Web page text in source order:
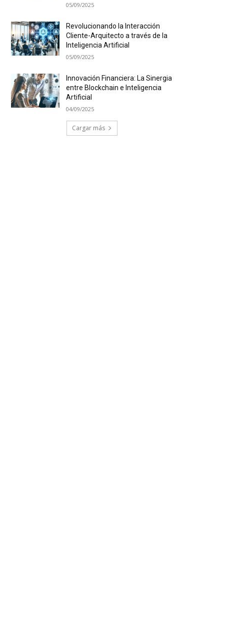
05/09/2025
Revolucionando la Interacción
Cliente-Arquitecto a través de la
Inteligencia Artificial
05/09/2025
Innovación Financiera: La Sinergia
entre Blockchain e Inteligencia
Artificial
04/09/2025
Cargar más